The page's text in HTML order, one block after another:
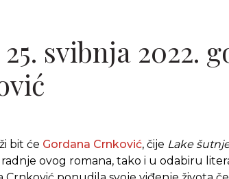
svibnja 2022.
bit će Gordana Crnković, čije Lake
ovog romana, tako i u odabiru